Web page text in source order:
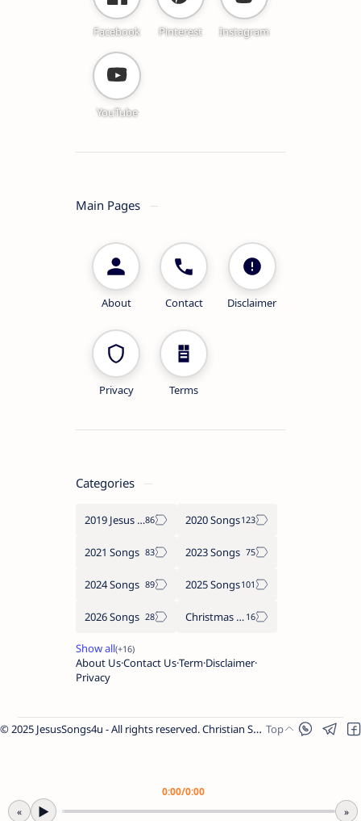
Facebook Pinterest Instagram
YouTube
Main Pages
About Contact Disclaimer
Privacy Terms
Categories
2019 Jesus songs 2020 Songs
2021 Songs 2023 Songs
2024 Songs 2025 Songs
2026 Songs Christmas Songs
About UsContact UsTerm Disclaimer
Privacy
© 2025 JesusSongs4u - All rights reserved. Christian Songs | Bible-based Lyrics | Worship Music.
Worship Songs
0:00/0:00
«
▶ »